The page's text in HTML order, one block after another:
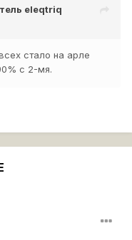
eleqtriq
стало на арле
с 2-мя.